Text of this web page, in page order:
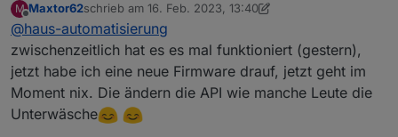
meine Config hier geteilt habe.
Wichtiger Hinweis: Bitte denkt euch
eine eigene, eindeutige Client-ID aus!
Nicht aus irgendwelchen Screenshots
hier abschreiben.
Der MQTT-Broker schließt
wahrscheinlich die Verbindung zu
bestehenden Clients mit der gleichen ID,
wenn sich jemand mit der gleichen
M
Offline
Maxtor62schrieb am 16. Feb. 2023, 13:40
zuletzt editiert von Maxtor62
@haus-automatisierung
zwischenzeitlich hat es es mal funktioniert (gestern),
jetzt habe ich eine neue Firmware drauf, jetzt geht im
Moment nix. Die ändern die API wie manche Leute die
Unterwäsche